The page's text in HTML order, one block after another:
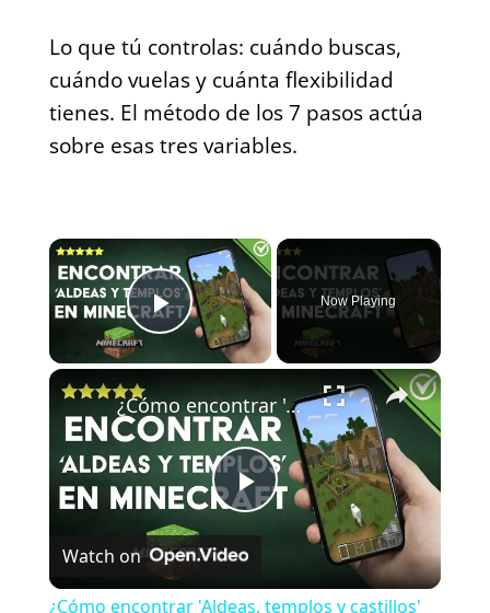
Lo que tú controlas: cuándo buscas,
cuándo vuelas y cuánta flexibilidad
tienes. El método de los 7 pasos actúa
sobre esas tres variables.
×
Play Video
Now Playing
×
Play
Video
¿Cómo encontrar 'Aldeas, templos y castillos' en MINECRAFT? - Trucos de juego
Watch on
¿Cómo encontrar 'Aldeas, templos y castillos'